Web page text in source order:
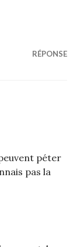
RÉPONSE
péter
pas la